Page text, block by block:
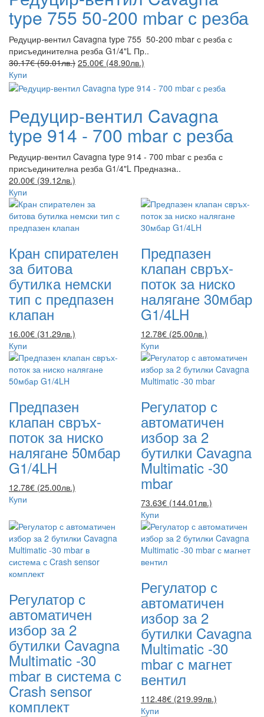
type 755 50-200 mbar с резба
Редуцир-вентил Cavagna type 755 50-200 mbar с резба с
присъединителна резба G1/4"L Пр..
30.17€ (59.01лв.) 25.00€ (48.90лв.)
Купи
Редуцир-вентил Cavagna
type 914 - 700 mbar с резба
Редуцир-вентил Cavagna type 914 - 700 mbar с резба с
присъединителна резба G1/4"L Предназна..
20.00€ (39.12лв.)
Купи
Кран спирателен
за битова
бутилка немски
тип с предпазен
клапан
16.00€ (31.29лв.)
Купи
Предпазен
клапан свръх-
поток за ниско
налягане 30мбар
G1/4LH
12.78€ (25.00лв.)
Купи
Предпазен
клапан свръх-
поток за ниско
налягане 50мбар
G1/4LH
12.78€ (25.00лв.)
Купи
Регулатор с
автоматичен
избор за 2
бутилки Cavagna
Multimatic -30
mbar
73.63€ (144.01лв.)
Купи
Регулатор с
автоматичен
избор за 2
бутилки Cavagna
Multimatic -30
mbar в система с
Crash sensor
комплект
Регулатор с
автоматичен
избор за 2
бутилки Cavagna
Multimatic -30
mbar с магнет
вентил
112.48€ (219.99лв.)
Купи